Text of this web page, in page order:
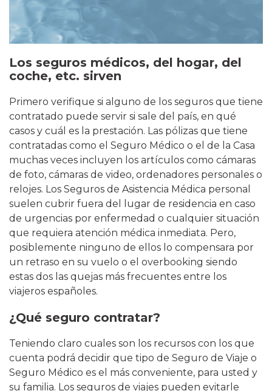
Los seguros médicos, del hogar, del
coche, etc. sirven
Primero verifique si alguno de los seguros que tiene
contratado puede servir si sale del país, en qué
casos y cuál es la prestación. Las pólizas que tiene
contratadas como el Seguro Médico o el de la Casa
muchas veces incluyen los artículos como cámaras
de foto, cámaras de video, ordenadores personales o
relojes. Los Seguros de Asistencia Médica personal
suelen cubrir fuera del lugar de residencia en caso
de urgencias por enfermedad o cualquier situación
que requiera atención médica inmediata. Pero,
posiblemente ninguno de ellos lo compensara por
un retraso en su vuelo o el overbooking siendo
estas dos las quejas más frecuentes entre los
viajeros españoles.
¿Qué seguro contratar?
Teniendo claro cuales son los recursos con los que
cuenta podrá decidir que tipo de Seguro de Viaje o
Seguro Médico es el más conveniente, para usted y
su familia. Los seguros de viajes pueden evitarle